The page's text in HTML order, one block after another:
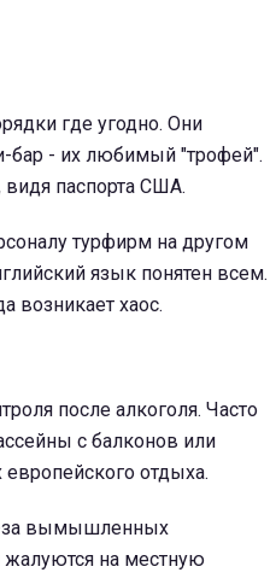
где угодно. Они
бар - их любимый "трофей".
паспорта США.
турфирм на другом
язык понятен всем.
возникает хаос.
после алкоголя. Часто
с балконов или
европейского отдыха.
за вымышленных
жалуются на местную